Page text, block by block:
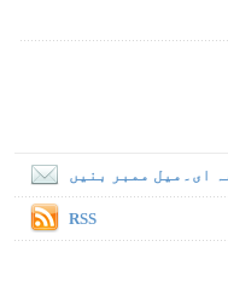
ای۔میل ممبر بنیں
RSS